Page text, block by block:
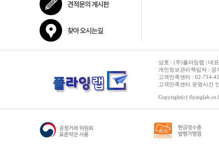
상호 : (주)플라잉랩 | 대
개인정보관리책임자 : 궁
고객만족센터 : 02-714-
고객만족센터 운영시간
Copyright(c)